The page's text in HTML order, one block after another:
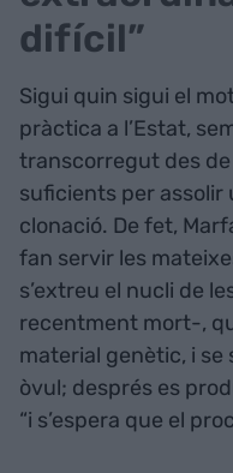
difícil”
Sigui quin sigui el
pràctica a l’Estat,
transcorregut des de
suficients per assolir
clonació. De fet,
fan servir les
s’extreu el nucli de
recentment mort-,
material genètic, i se
òvul; després es
“i s’espera que el